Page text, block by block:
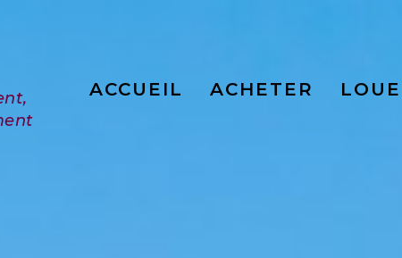
ACCUEIL ACHETER